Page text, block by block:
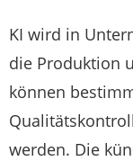
KI wird in
die Produktion
können
werden. Die